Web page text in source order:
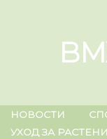
НОВОСТИ
УХОД ЗА